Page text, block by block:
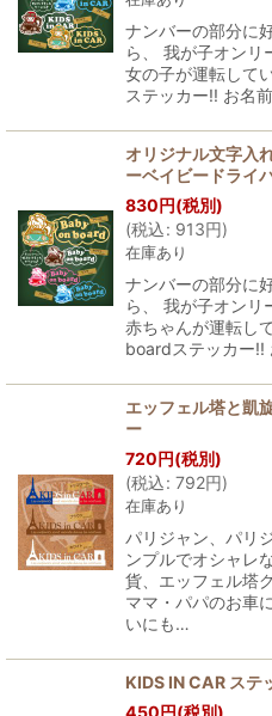
ナンバーの部分に
ら、 我が子オンリ
女の子が運転して
ステッカー!! お名
オリジナル文字
ーベイビードライ
830円(税別)
(税込: 913円)
在庫あり
ナンバーの部分に
ら、 我が子オンリ
赤ちゃんが運転し
boardステッカー!!
エッフェル塔と凱
ー
720円(税別)
(税込: 792円)
在庫あり
パリジャン、パリ
ンプルでオシャレ
貨、エッフェル塔
ママ・パパのお車
いにも…
KIDS IN CAR ステ
450円(税別)